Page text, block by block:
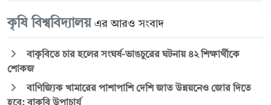
কৃষি বিশ্ববিদ্যালয় এর আরও সংবাদ
বাকৃবিতে চার হলের সংঘর্ষ-ভাঙচুরের ঘটনায় ৪২ শিক্ষার্থীকে
শোকজ
বাণিজ্যিক খামারের পাশাপাশি দেশি জাত উন্নয়নেও জোর দিতে
হবে: বাকৃবি উপাচার্য